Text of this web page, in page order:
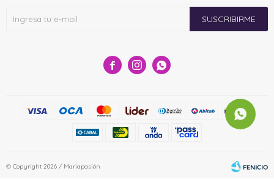
  
SUSCRIBIRME
© Copyright 2026 / Mariapasión